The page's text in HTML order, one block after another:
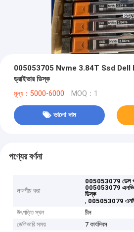
005053705 Nvme 3.84T Ssd Dell
ড্রাইভার ডিস্ক
মূল্য：5000-6000 MOQ：1
ভালো দাম
পণ্যের বর্ণনা
লক্ষণীয় করা
005053079 ডেল
005053079
ডিস্ক
, 005053079
উৎপত্তি স্থল
চীন
ডেলিভারি সময়
7 কার্যদিবস